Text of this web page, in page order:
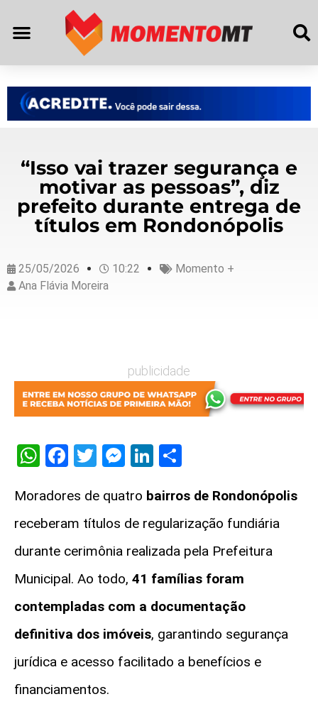
“Isso vai trazer segurança e
motivar as pessoas”, diz
prefeito durante entrega de
títulos em Rondonópolis
25/05/2026 10:22
Momento +
Ana Flávia Moreira
publicidade
WhatsApp
Facebook
Twitter
Messenger
LinkedIn
Moradores de quatro bairros de Rondonópolis
receberam títulos de regularização fundiária
durante cerimônia realizada pela Prefeitura
Municipal. Ao todo, 41 famílias foram
contempladas com a documentação
definitiva dos imóveis, garantindo segurança
jurídica e acesso facilitado a benefícios e
financiamentos.